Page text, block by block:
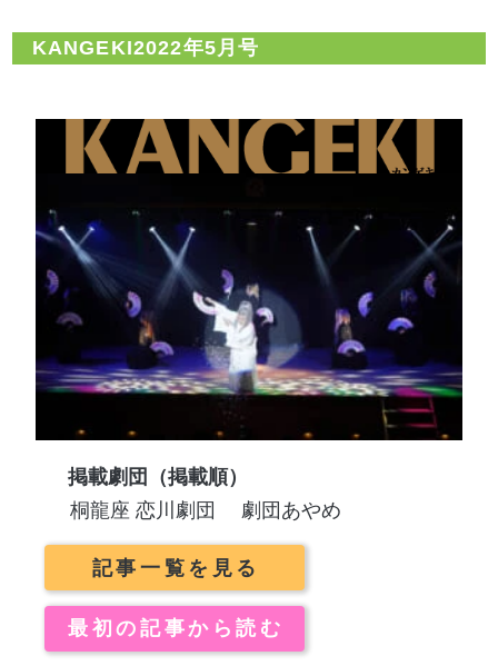
KANGEKI2022年5月号
掲載劇団（掲載順）
桐龍座 恋川劇団
劇団あやめ
記事一覧を見る
最初の記事から読む